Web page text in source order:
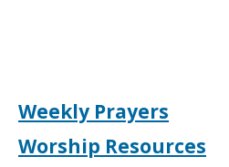
Weekly Prayers
Worship Resources